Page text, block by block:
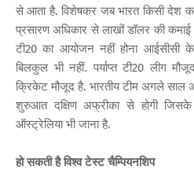
से आता है. विशेषकर जब भारत किसी देश का
प्रसारण अधिकार से लाखों डॉलर की
टी20 का आयोजन नहीं होना आईसीसी
बिलकुल भी नहीं. पर्याप्त टी20 लीग
क्रिकेट मौजूद है. भारतीय टीम अगले साल
शुरुआत दक्षिण अफ्रीका से होगी
ऑस्ट्रेलिया भी जाना है.
हो सकती है विश्व टेस्ट चैम्पियनशिप